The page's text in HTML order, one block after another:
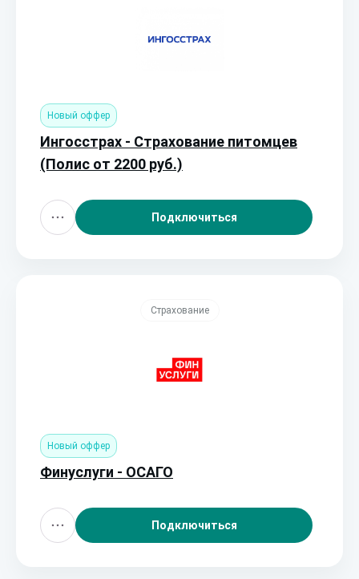
Новый оффер
Ингосстрах - Страхование питомцев
(Полис от 2200 руб.)
Подключиться
Страхование
Новый оффер
Финуслуги - ОСАГО
Подключиться